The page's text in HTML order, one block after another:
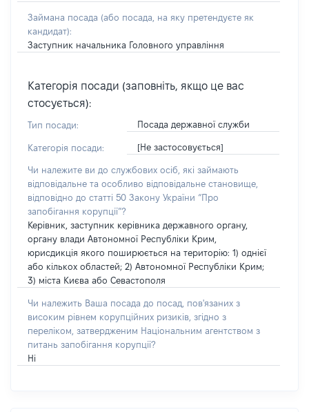
Займана посада (або посада, на яку претендуєте як
кандидат):
Заступник начальника Головного управління
Категорія посади (заповніть, якщо це вас
стосується):
Тип посади: Посада державної служби
Категорія посади: [Не застосовується]
Чи належите ви до службових осіб, які займають
відповідальне та особливо відповідальне становище,
відповідно до статті 50 Закону України “Про
запобігання корупції”?
Керівник, заступник керівника державного органу,
органу влади Автономної Республіки Крим,
юрисдикція якого поширюється на територію: 1) однієї
або кількох областей; 2) Автономної Республіки Крим;
3) міста Києва або Севастополя
Чи належить Ваша посада до посад, пов'язаних з
високим рівнем корупційних ризиків, згідно з
переліком, затвердженим Національним агентством з
питань запобігання корупції?
Ні